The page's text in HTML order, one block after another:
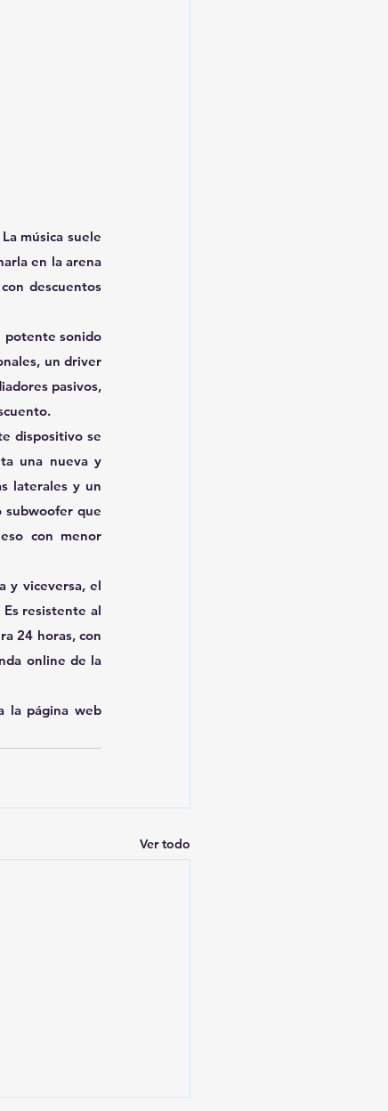
música suele
en la arena
descuentos
potente sonido
un driver
pasivos,
dispositivo se
una nueva y
laterales y un
subwoofer que
con menor
resistente al
24 horas, con
online de la
Ver todo